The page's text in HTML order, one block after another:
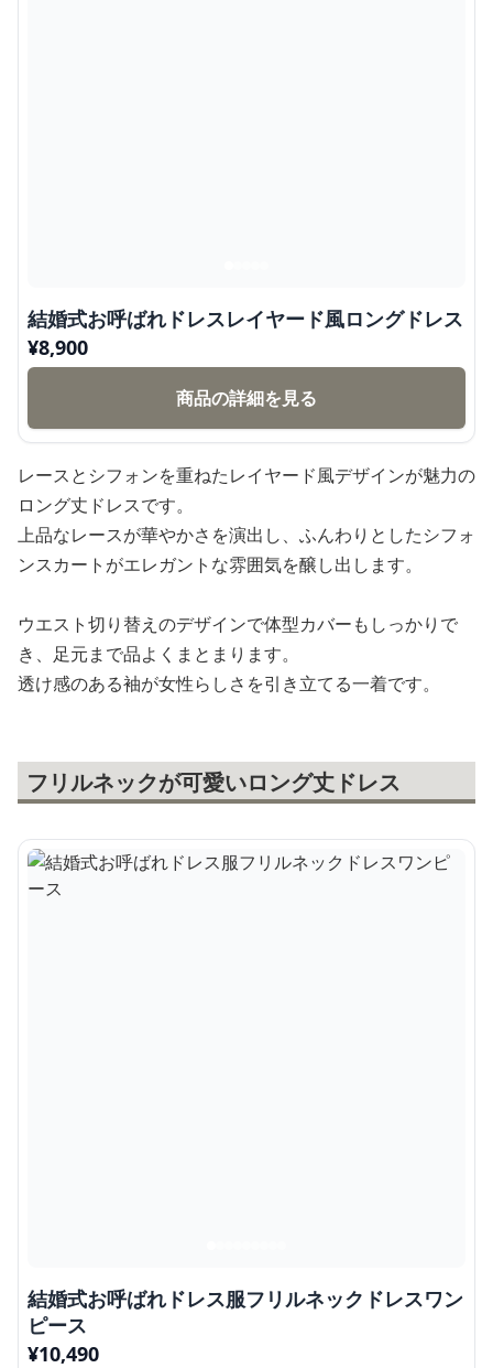
結婚式お呼ばれドレスレイヤード風ロングドレス
¥8,900
商品の詳細を見る
レースとシフォンを重ねたレイヤード風デザインが魅力の
ロング丈ドレスです。
上品なレースが華やかさを演出し、ふんわりとしたシフォ
ンスカートがエレガントな雰囲気を醸し出します。
ウエスト切り替えのデザインで体型カバーもしっかりで
き、足元まで品よくまとまります。
透け感のある袖が女性らしさを引き立てる一着です。
フリルネックが可愛いロング丈ドレス
結婚式お呼ばれドレス服フリルネックドレスワン
ピース
¥10,490